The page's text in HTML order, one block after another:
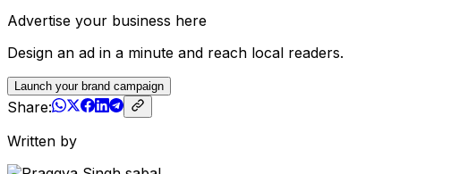
Advertise your business here
Design an ad in a minute and reach local readers.
Launch your brand campaign
Share:
Written by